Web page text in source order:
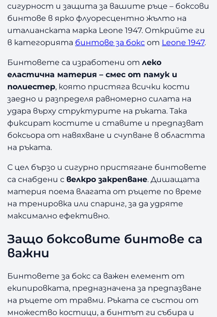
в
е
з
а
о
к
с
L
e
o
e
F
U
O
Y
E
L
O
W
3
0
с
м
сигурност и защита за вашите ръце – боксови
бинтове в ярко флуоресцентно жълто на
италианската марка Leone 1947. Открийте ги
в категорията бинтове за бокс от Leone 1947.
Бинтовете са изработени отлеко
еластична материя – смес от памук и
полиестер, която пристяга всички кости
заедно и разпределя равномерно силата на
удара върху структурите на ръката. Така
фиксират костите и ставите и предпазват
боксьора от навяхване и счупване в областта
на ръката.
С цел бързо и сигурно пристягане бинтовете
са снабдени с велкро закрепване. Дишащата
материя поема влагата от ръцете по време
на тренировка или спаринг, за да удряте
максимално ефективно.
Защо боксовите бинтове са
важни
Бинтовете за бокс са важен елемент от
екипировката, предназначена за предпазване
на ръцете от травми. Ръката се състои от
множество костици, а бинтът ги събира и